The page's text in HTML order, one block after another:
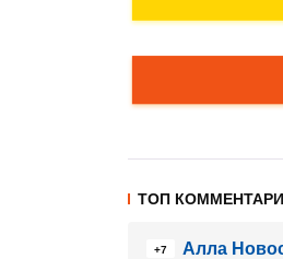
ТОП
+7
Алла